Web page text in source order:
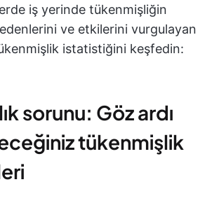
iş yerinde tükenmişliğin
ve etkilerini vurgulayan
istatistiğini keşfedin:
sorunu: Göz ardı
tükenmişlik